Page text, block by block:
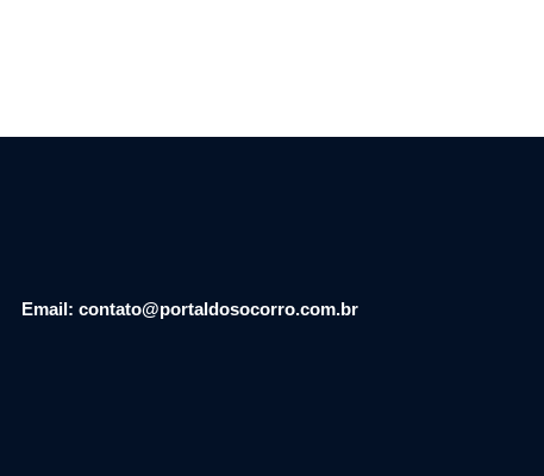
Email: contato@portaldosocorro.com.br